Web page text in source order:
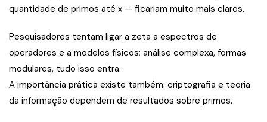
quantidade de primos até x — ficariam muito mais claros.
Pesquisadores tentam ligar a zeta a espectros de
operadores e a modelos físicos; análise complexa, formas
modulares, tudo isso entra.
A importância prática existe também: criptografia e teoria
da informação dependem de resultados sobre primos.